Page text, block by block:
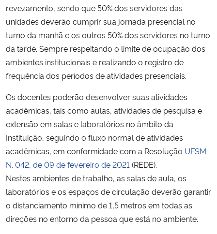
Gabinete de Segurança Institucional
Advocacia-Geral da União
Planalto
revezamento, sendo que 50% dos servidores das
unidades deverão cumprir sua jornada presencial no
turno da manhã e os outros 50% dos servidores no turno
da tarde. Sempre respeitando o limite de ocupação dos
ambientes institucionais e realizando o registro de
frequência dos períodos de atividades presenciais.
Os docentes poderão desenvolver suas atividades
acadêmicas, tais como aulas, atividades de pesquisa e
extensão em salas e laboratórios no âmbito da
Instituição, seguindo o fluxo normal de atividades
acadêmicas, em conformidade com a Resolução UFSM
N. 042, de 09 de fevereiro de 2021 (REDE).
Nestes ambientes de trabalho, as salas de aula, os
laboratórios e os espaços de circulação deverão garantir
o distanciamento mínimo de 1,5 metros em todas as
direções no entorno da pessoa que está no ambiente.